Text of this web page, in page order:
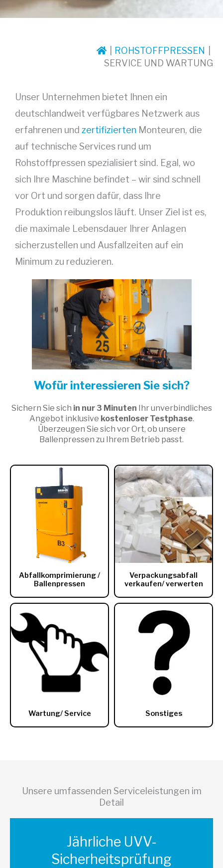
ROHSTOFFPRESSEN
SERVICE UND WARTUNG
Unser Unternehmen bietet Ihnen ein
deutschlandweit verfügbares Netzwerk aus
erfahrenen und zertifizierten Monteuren, die
auf technische Services rund um
Rohstoffpressen spezialisiert sind. Egal, wo
sich Ihre Maschine befindet – wir sind schnell
vor Ort und sorgen dafür, dass Ihre
Produktion reibungslos läuft. Unser Ziel ist es,
die maximale Lebensdauer Ihrer Anlagen
sicherzustellen und Ausfallzeiten auf ein
Minimum zu reduzieren.
Unsere umfassenden Serviceleistungen im
Detail
Jährliche UVV-
Sicherheitsprüfung